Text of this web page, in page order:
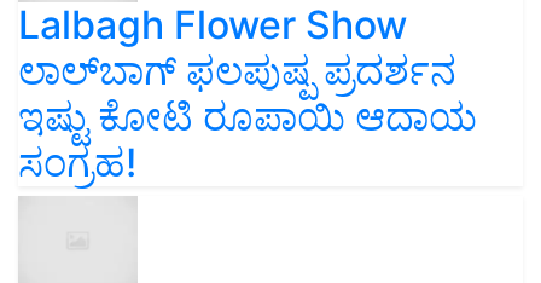
Lalbagh Flower Show
ಲಾಲ್‌ಬಾಗ್ ಫಲಪುಷ್ಪ ಪ್ರದರ್ಶನ
ಇಷ್ಟು ಕೋಟಿ ರೂಪಾಯಿ ಆದಾಯ
ಸಂಗ್ರಹ!